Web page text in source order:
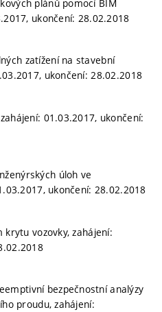
plánů pomocí BIM
ukončení: 28.02.2018
zatížení na stavební
ukončení: 28.02.2018
01.03.2017, ukončení:
úloh ve
ukončení: 28.02.2018
vozovky, zahájení:
bezpečnostní analýzy
proudu, zahájení: